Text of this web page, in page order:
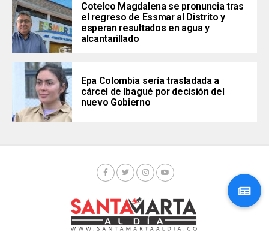
Cotelco Magdalena se pronuncia tras
el regreso de Essmar al Distrito y
esperan resultados en agua y
alcantarillado
Epa Colombia sería trasladada a
cárcel de Ibagué por decisión del
nuevo Gobierno